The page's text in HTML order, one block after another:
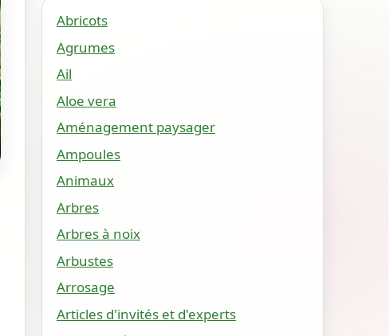
Abricots
Agrumes
Ail
Aloe vera
Aménagement paysager
Ampoules
Animaux
Arbres
Arbres à noix
Arbustes
Arrosage
Articles d'invités et d'experts